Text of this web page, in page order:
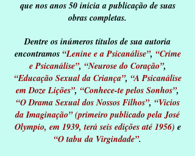
que nos anos 50 inicia a publicação de suas
obras completas.
Dentre os inúmeros títulos de sua autoria
encontramos “Lenine e a Psicanálise”, “Crime
e Psicanálise”, “Neurose do Coração”,
“Educação Sexual da Criança”, “A Psicanálise
em Doze Lições”, “Conhece-te pelos Sonhos”,
“O Drama Sexual dos Nossos Filhos”, “Vicios
da Imaginação” (primeiro publicado pela José
Olympio, em 1939, terá seis edições até 1956) e
“O tabu da Virgindade”.